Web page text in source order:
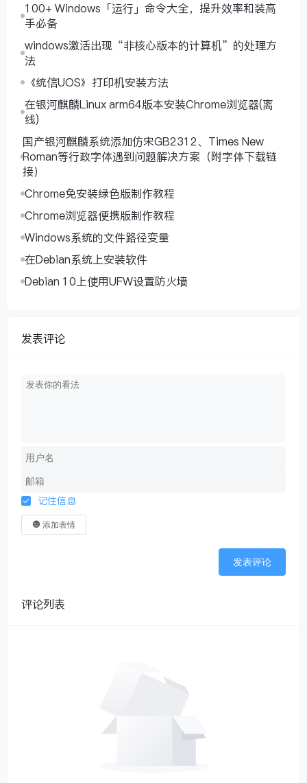
100+ Windows「运行」命令大全，提升效率和装高
手必备
windows激活出现“非核心版本的计算机”的处理方
法
《统信UOS》打印机安装方法
在银河麒麟Linux arm64版本安装Chrome浏览器(离
线)
国产银河麒麟系统添加仿宋GB2312、Times New
Roman等行政字体遇到问题解决方案（附字体下载链
接）
Chrome免安装绿色版制作教程
Chrome浏览器便携版制作教程
Windows系统的文件路径变量
在Debian系统上安装软件
Debian 10上使用UFW设置防火墙
发表评论
记住信息
添加表情
发表评论
评论列表